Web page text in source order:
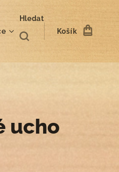
Hledat
Košík
ucho